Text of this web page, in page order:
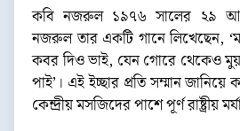
কবি নজরুল ১৯৭৬ সালের ২৯
নজরুল তার একটি গানে লিখেছেন,
কবর দিও ভাই, যেন গোরে থেকেও
পাই’। এই ইচ্ছার প্রতি সম্মান জানিয়ে
কেন্দ্রীয় মসজিদের পাশে পূর্ণ রাষ্ট্রীয়